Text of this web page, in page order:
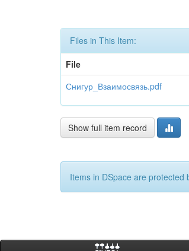
Files in This Item:
File
Снигур_Взаимосвязь.pdf
Show full item record
Items in DSpace are protected